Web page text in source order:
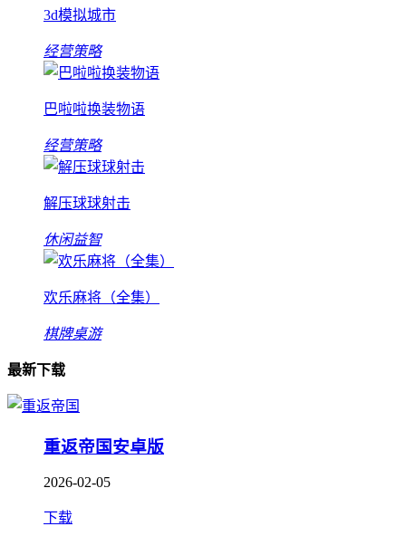
3d模拟城市
经营策略
巴啦啦换装物语
经营策略
解压球球射击
休闲益智
欢乐麻将（全集）
棋牌桌游
最新下载
重返帝国安卓版
2026-02-05
下载